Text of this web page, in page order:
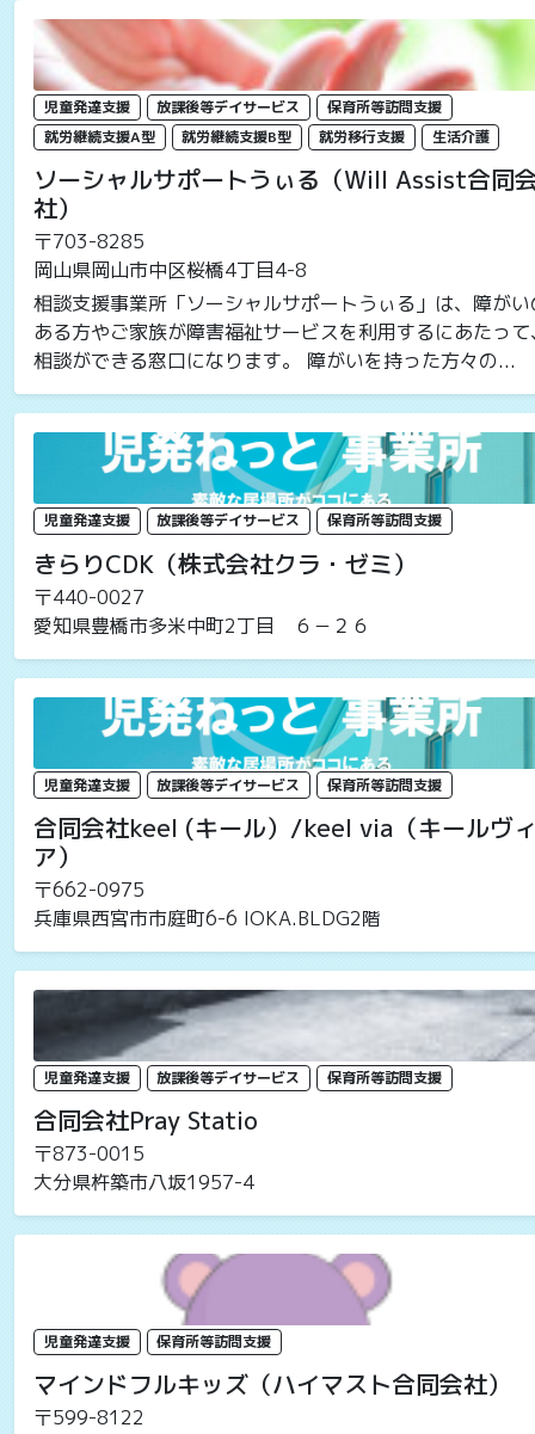
児童発達支援 放課後等デイサービス
保育所等訪問支援
就労継続支援A型
就労継続支援B型 就労移行支援 生活介護
ソーシャルサポートうぃる（Will Assist合同
社）
〒703-8285
岡山県岡山市中区桜橋4丁目4-8
相談支援事業所「ソーシャルサポートうぃる」は、障がい
ある方やご家族が障害福祉サービスを利用するにあたって
相談ができる窓口になります。 障がいを持った方々の...
児童発達支援 放課後等デイサービス 保育所等訪問支援
きらりCDK（株式会社クラ・ゼミ）
〒440-0027
愛知県豊橋市多米中町2丁目 ６－２６
児童発達支援 放課後等デイサービス 保育所等訪問支援
合同会社keel (キール）/keel via（キールヴ
ア）
〒662-0975
兵庫県西宮市市庭町6-6 IOKA.BLDG2階
児童発達支援 放課後等デイサービス 保育所等訪問支援
合同会社Pray Statio
〒873-0015
大分県杵築市八坂1957-4
児童発達支援 保育所等訪問支援
マインドフルキッズ（ハイマスト合同会社）
〒599-8122